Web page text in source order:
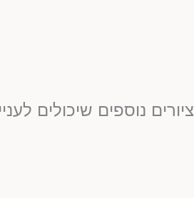
נוספים שיכולים לעניין